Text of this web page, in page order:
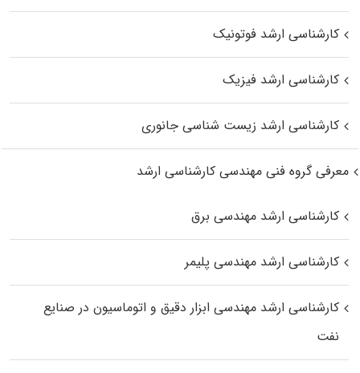
کارشناسی ارشد فوتونیک
کارشناسی ارشد فیزیک
کارشناسی ارشد زیست‌ شناسی جانوری
معرفی گروه فنی مهندسی کارشناسی ارشد
کارشناسی ارشد مهندسی برق
کارشناسی ارشد مهندسی پلیمر
کارشناسی ارشد مهندسی ابزار دقیق و اتوماسیون در صنایع
نفت